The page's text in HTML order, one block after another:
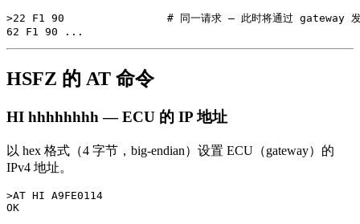
>22 F1 90                # 同一请求 — 此时将通过 gateway 发
HSFZ 的 AT 命令
HI hhhhhhhh — ECU 的 IP 地址
以 hex 格式（4 字节，big-endian）设置 ECU（gateway）的
IPv4 地址。
>AT HI A9FE0114